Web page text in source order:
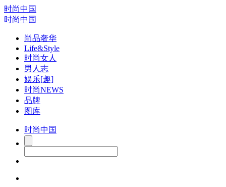
时尚中国
时尚中国
尚品奢华
Life&Style
时尚女人
男人志
娱乐[趣]
时尚NEWS
品牌
图库
时尚中国